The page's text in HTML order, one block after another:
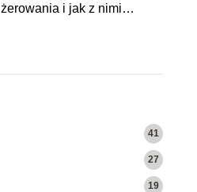
żerowania i jak z nimi
41
27
19